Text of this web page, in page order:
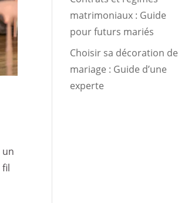
un
fil
matrimoniaux : Guide
pour futurs mariés
Choisir sa décoration de
mariage : Guide d’une
experte